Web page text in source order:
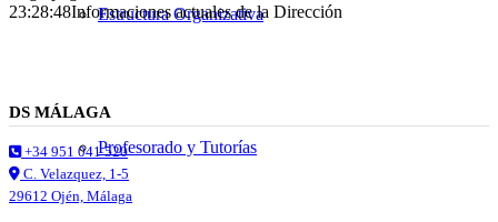
Estructura Organizativa
Profesorado y Tutorías
23:28:48Informaciones actuales de la Dirección
DS MÁLAGA
+34 951 041 520
C. Velazquez, 1-5
29612 Ojén, Málaga